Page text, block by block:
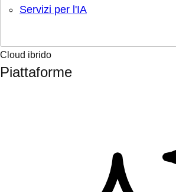
Servizi per l'IA
Cloud ibrido
Piattaforme